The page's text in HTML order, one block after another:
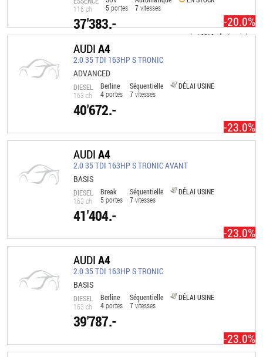
116 ch
5portes
7vitesses
-20.0%
37'383.-
dont9'910.-d'options incl.
AUDIA4
2.0 35 TDI 163HP S TRONIC
ADVANCED
DIESEL
163 ch
Berline
4portes
Séquentielle
7vitesses
DÉLAI USINE
-23.0%
40'672.-
AUDIA4
2.0 35 TDI 163HP S TRONIC AVANT
BASIS
DIESEL
163 ch
Break
5portes
Séquentielle
7vitesses
DÉLAI USINE
-23.0%
41'404.-
AUDIA4
2.0 35 TDI 163HP S TRONIC
BASIS
DIESEL
163 ch
Berline
4portes
Séquentielle
7vitesses
DÉLAI USINE
-23.0%
39'787.-